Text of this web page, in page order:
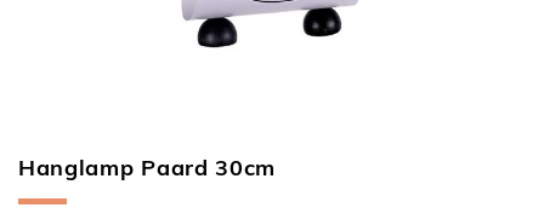
Ga
naar
Hanglamp Paard 30cm